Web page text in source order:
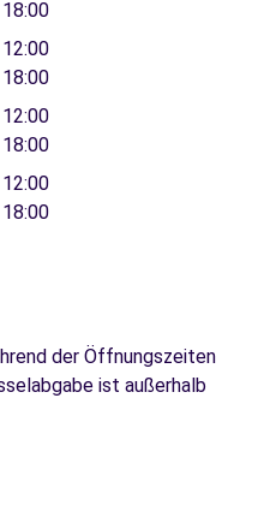
der Öffnungszeiten
ist außerhalb